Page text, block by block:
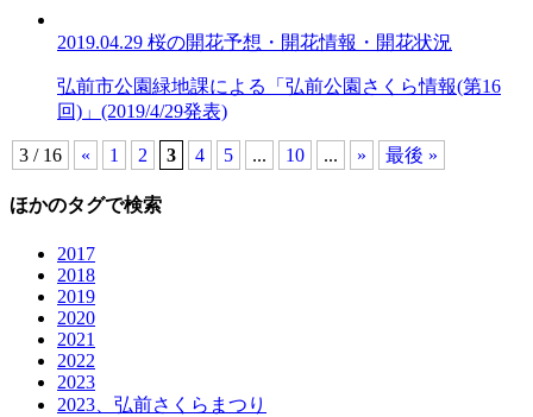
2019.04.29 桜の開花予想・開花情報・開花状況
弘前市公園緑地課による「弘前公園さくら情報(第16
回)」(2019/4/29発表)
3 / 16 « 1 2 3 4 5 ... 10 ... » 最後 »
ほかのタグで検索
2017
2018
2019
2020
2021
2022
2023
2023、弘前さくらまつり